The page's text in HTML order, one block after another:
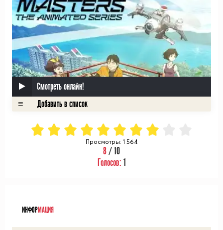
Смотреть онлайн!
Просмотры: 1 564
8/ 10
Голосов: 1
ИНФОРМАЦИЯ